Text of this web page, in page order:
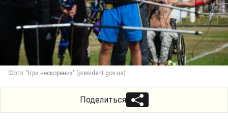
Фото: "Ігри нескорених" (president.gov.ua)
Поделиться